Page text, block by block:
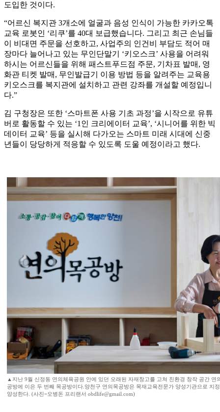
도입한 것이다.
“어르신 복지관 3개소에 얼굴과 음성 인식이 가능한 카카오톡
교육 로봇인 ‘리쿠’를 40대 보급했습니다. 그리고 최근 손님들
이 비대면 주문을 선호하고, 사업주의 인건비 부담도 적어 매
장마다 늘어나고 있는 무인단말기 ‘키오스크’ 사용을 어려워
하시는 어르신들을 위해 패스트푸드점 주문, 기차표 발매, 영
화관 티켓 발매, 무인발급기 이용 방법 등을 알려주는 교육용
키오스크를 복지관에 설치하고 관련 강좌를 개설할 예정입니
다.”
김 구청장은 또한 ‘스마트폰 사용 기초 과정’을 시작으로 유튜
버로 활동할 수 있는 ‘1인 크리에이터 교육’, ‘시니어를 위한 빅
데이터 교육’ 등을 실시해 다가오는 스마트 미래 시대에 신중
년들이 당당하게 적응할 수 있도록 도울 예정이라고 했다.
▲지난 9월 신정동 연의체육공원 안에 있던 오래된 자재창고를 고쳐 친환경 창작 공간 연
공방에 이은 두 번째 목공방이다.양천구 연의목공방은 목재교육전문가 양성기관으로 지
양성한다. (사진=오병돈 프리랜서 obdlife@gmail.com)